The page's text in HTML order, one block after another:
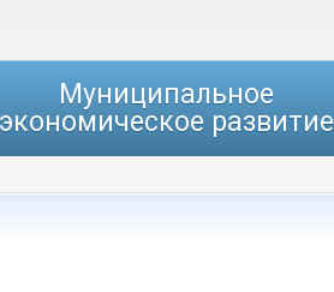
Муниципальное
экономическое развитие